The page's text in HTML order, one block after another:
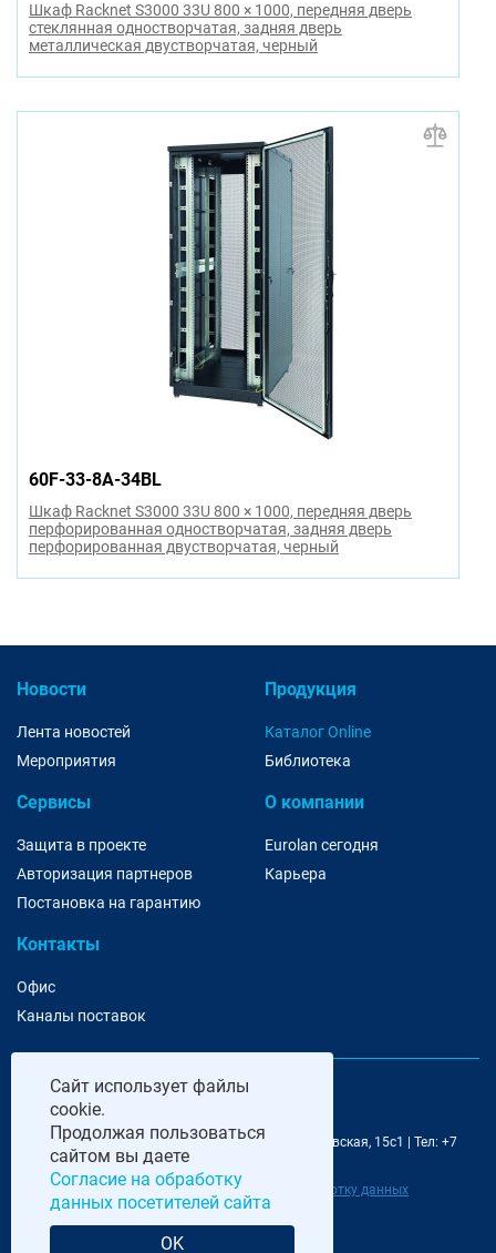
Шкаф Racknet S3000 33U 800 × 1000, передняя дверь
стеклянная одностворчатая, задняя дверь
металлическая двустворчатая, черный
60F-33-8A-34BL
Шкаф Racknet S3000 33U 800 × 1000, передняя дверь
перфорированная одностворчатая, задняя дверь
перфорированная двустворчатая, черный
Новости
Лента новостей
Мероприятия
Продукция
Каталог Online
Библиотека
Сервисы
Защита в проекте
Авторизация партнеров
Постановка на гарантию
О компании
Eurolan сегодня
Карьера
Контакты
Офис
Каналы поставок
@ 2006-2026 Eurolan | 115193, Москва, 7-я Кожуховская, 15с1 | Тел: +7
495 252 07 99 | E-Mail: moscow@eurolan.ru
Политика обработки данных|Согласие на обработку данных
посетителей сайта
Разработка и сопровождение сайта
Сайт использует файлы
cookie.
Продолжая пользоваться
сайтом вы даете
Согласие на обработку
данных посетителей сайта
OK